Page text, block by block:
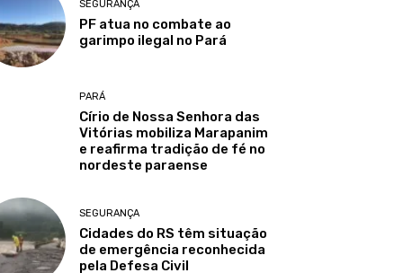
SEGURANÇA
PF atua no combate ao
garimpo ilegal no Pará
PARÁ
Círio de Nossa Senhora das
Vitórias mobiliza Marapanim
e reafirma tradição de fé no
nordeste paraense
SEGURANÇA
Cidades do RS têm situação
de emergência reconhecida
pela Defesa Civil